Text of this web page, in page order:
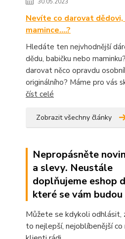
Nevíte co darovat dědovi,
mamince....?
Hledáte ten nejvhodnější
dědu, babičku nebo
darovat něco opravdu
originálního? Máme pro vás
číst celé
Zobrazit všechny články
Nepropásněte
a slevy. Neustále
doplňujeme eshop
které se vám
Můžete se kdykoli odhlásit,
to nejlepší, nejoblíbenější co